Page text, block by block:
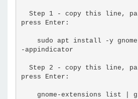
Step 1 - copy this line,
press Enter:
sudo apt install -y
-appindicator
Step 2 - copy this line,
press Enter:
gnome-extensions list |